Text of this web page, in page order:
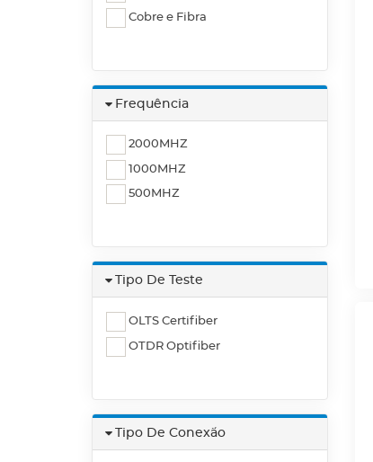
Cobre e Fibra
Frequência
2000MHZ
1000MHZ
500MHZ
Tipo De Teste
OLTS Certifiber
OTDR Optifiber
Tipo De Conexão